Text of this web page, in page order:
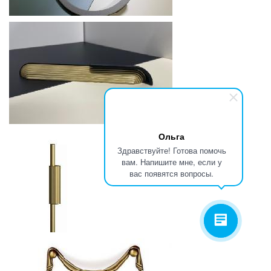
Ольга
Здравствуйте! Готова помочь
вам. Напишите мне, если у
вас появятся вопросы.
РУЧКА МЕБЕЛЬНАЯ EMAKS - AYPARE
от 67.37р.
РУЧКА МЕБЕЛЬНАЯ EMAKS - JULIET